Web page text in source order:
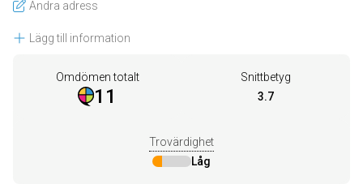
Ändra adress
Lägg till information
Omdömen totalt
11
Snittbetyg
3.7
Trovärdighet
Låg